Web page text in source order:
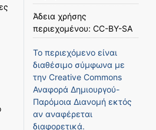
Άδεια χρήσης
περιεχομένου: CC-BY-SA
Το περιεχόμενο είναι
διαθέσιμο σύμφωνα με
την Creative Commons
Αναφορά Δημιουργού-
Παρόμοια Διανομή εκτός
αν αναφέρεται
διαφορετικά.